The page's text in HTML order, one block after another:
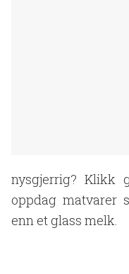
nysgjerrig? Klikk
oppdag matvarer
enn et glass melk.